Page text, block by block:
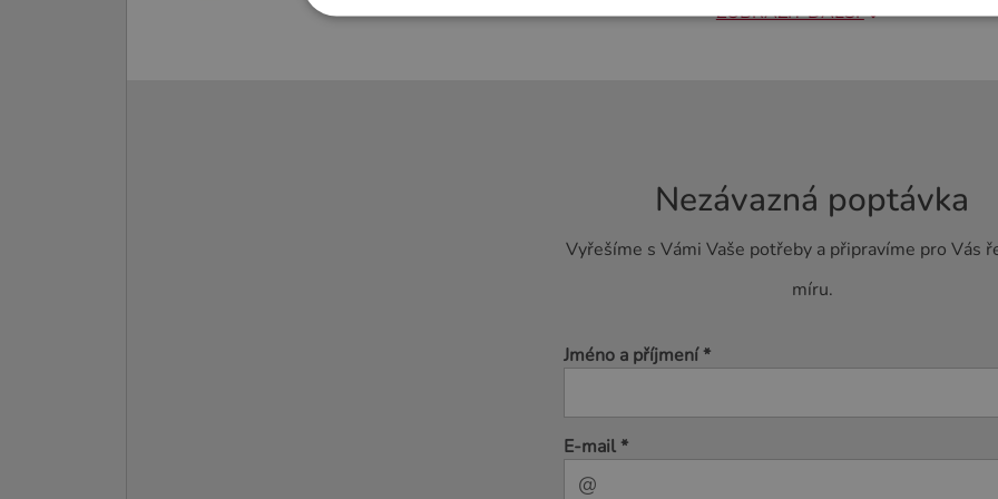
ZOBRAZIT DALŠÍ
Nezávazná poptávka
Vyřešíme s Vámi Vaše potřeby a připravíme pro Vás
míru.
Jméno a příjmení *
E-mail *